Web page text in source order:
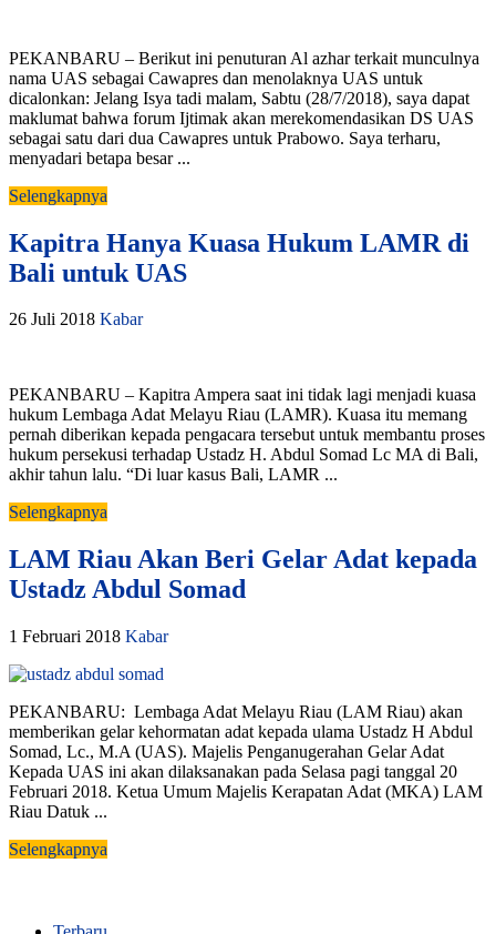
PEKANBARU – Berikut ini penuturan Al azhar terkait munculnya
nama UAS sebagai Cawapres dan menolaknya UAS untuk
dicalonkan: Jelang Isya tadi malam, Sabtu (28/7/2018), saya dapat
maklumat bahwa forum Ijtimak akan merekomendasikan DS UAS
sebagai satu dari dua Cawapres untuk Prabowo. Saya terharu,
menyadari betapa besar ...
Selengkapnya
Kapitra Hanya Kuasa Hukum LAMR di
Bali untuk UAS
26 Juli 2018 Kabar
PEKANBARU – Kapitra Ampera saat ini tidak lagi menjadi kuasa
hukum Lembaga Adat Melayu Riau (LAMR). Kuasa itu memang
pernah diberikan kepada pengacara tersebut untuk membantu proses
hukum persekusi terhadap Ustadz H. Abdul Somad Lc MA di Bali,
akhir tahun lalu. “Di luar kasus Bali, LAMR ...
Selengkapnya
LAM Riau Akan Beri Gelar Adat kepada
Ustadz Abdul Somad
1 Februari 2018 Kabar
PEKANBARU: Lembaga Adat Melayu Riau (LAM Riau) akan
memberikan gelar kehormatan adat kepada ulama Ustadz H Abdul
Somad, Lc., M.A (UAS). Majelis Penganugerahan Gelar Adat
Kepada UAS ini akan dilaksanakan pada Selasa pagi tanggal 20
Februari 2018. Ketua Umum Majelis Kerapatan Adat (MKA) LAM
Riau Datuk ...
Selengkapnya